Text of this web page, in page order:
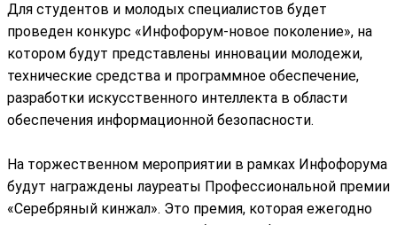
Для студентов и молодых специалистов будет
проведен конкурс «Инфофорум-новое поколение», на
котором будут представлены инновации молодежи,
технические средства и программное обеспечение,
разработки искусственного интеллекта в области
обеспечения информационной безопасности.
На торжественном мероприятии в рамках Инфофорума
будут награждены лауреаты Профессиональной премии
«Серебряный кинжал». Это премия, которая ежегодно